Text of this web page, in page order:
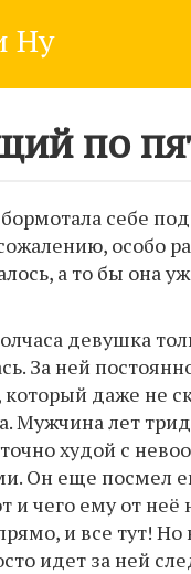
Ну
по
себе
особо
а то бы она
девушка
За ней
который даже не
Мужчина лет
худой с
Он еще посмел
и чего ему от неё
и все тут! Но
идет за ней